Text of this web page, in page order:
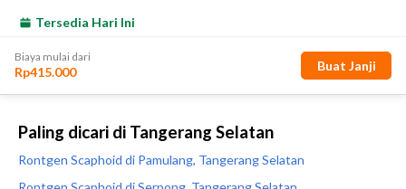
Paling dicari di Tangerang Selatan
Rontgen Scaphoid di Pamulang, Tangerang Selatan